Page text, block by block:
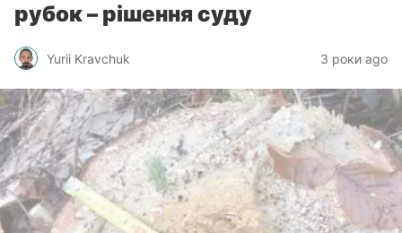
рубок – рішення суду
Yurii Kravchuk 3 роки ago